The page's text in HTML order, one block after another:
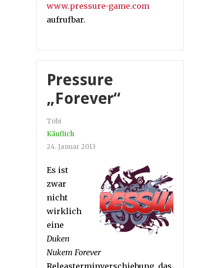
www.pressure-game.com
aufrufbar.
Pressure
„Forever“
Tobi
Käuflich
24. Januar 2013
Es ist
zwar
nicht
wirklich
eine
Duken
Nukem Forever
Releasterminverschiebung, das